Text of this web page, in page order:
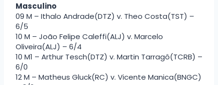
Masculino
09 M – Ithalo Andrade(DTZ) v. Theo Costa(TST) –
6/5
10 M – João Felipe Caleffi(ALJ) v. Marcelo
Oliveira(ALJ) – 6/4
10 M1 – Arthur Tesch(DTZ) v. Martin Tarragô(TCRB) –
6/0
12 M – Matheus Gluck(RC) v. Vicente Manica(BNGC)